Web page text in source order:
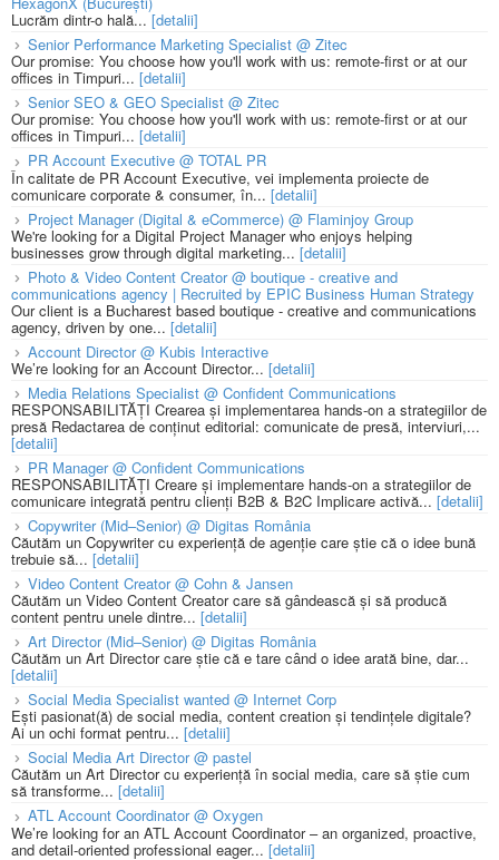
Lucrăm dintr-o hală... [detalii]
Senior Performance Marketing Specialist @ Zitec
Our promise: You choose how you'll work with us: remote-first or at our
offices in Timpuri... [detalii]
Senior SEO & GEO Specialist @ Zitec
Our promise: You choose how you'll work with us: remote-first or at our
offices in Timpuri... [detalii]
PR Account Executive @ TOTAL PR
În calitate de PR Account Executive, vei implementa proiecte de
comunicare corporate & consumer, în... [detalii]
Project Manager (Digital & eCommerce) @ Flaminjoy Group
We're looking for a Digital Project Manager who enjoys helping
businesses grow through digital marketing... [detalii]
Photo & Video Content Creator @ boutique - creative and
communications agency | Recruited by EPIC Business Human Strategy
Our client is a Bucharest based boutique - creative and communications
agency, driven by one... [detalii]
Account Director @ Kubis Interactive
We’re looking for an Account Director... [detalii]
Media Relations Specialist @ Confident Communications
RESPONSABILITĂȚI Crearea și implementarea hands-on a strategiilor de
presă Redactarea de conținut editorial: comunicate de presă, interviuri,...
[detalii]
PR Manager @ Confident Communications
RESPONSABILITĂȚI Creare și implementare hands-on a strategiilor de
comunicare integrată pentru clienți B2B & B2C Implicare activă... [detalii]
Copywriter (Mid–Senior) @ Digitas România
Căutăm un Copywriter cu experiență de agenție care știe că o idee bună
trebuie să... [detalii]
Video Content Creator @ Cohn & Jansen
Căutăm un Video Content Creator care să gândească și să producă
content pentru unele dintre... [detalii]
Art Director (Mid–Senior) @ Digitas România
Căutăm un Art Director care știe că e tare când o idee arată bine, dar...
[detalii]
Social Media Specialist wanted @ Internet Corp
Ești pasionat(ă) de social media, content creation și tendințele digitale?
Ai un ochi format pentru... [detalii]
Social Media Art Director @ pastel
Căutăm un Art Director cu experiență în social media, care să știe cum
să transforme... [detalii]
ATL Account Coordinator @ Oxygen
We’re looking for an ATL Account Coordinator – an organized, proactive,
and detail-oriented professional eager... [detalii]